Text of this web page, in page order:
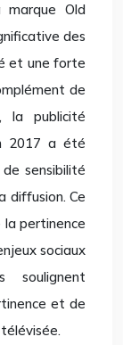
marque Old
des
et une forte
de
la publicité
2017 a été
sensibilité
diffusion. Ce
la pertinence
sociaux
soulignent
et de